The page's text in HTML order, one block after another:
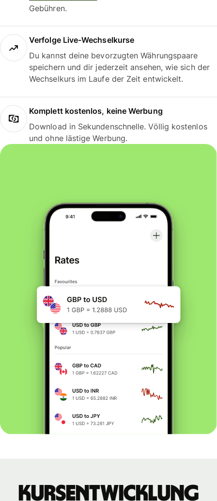
Gebühren.
Verfolge Live-Wechselkurse
Du kannst deine bevorzugten Währungspaare
speichern und dir jederzeit ansehen, wie sich der
Wechselkurs im Laufe der Zeit entwickelt.
Komplett kostenlos, keine Werbung
Download in Sekundenschnelle. Völlig kostenlos
und ohne lästige Werbung.
Kursentwicklung